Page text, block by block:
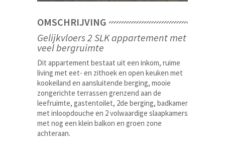
OMSCHRIJVING
Gelijkvloers 2 SLK appartement met
veel bergruimte
Dit appartement bestaat uit een inkom, ruime
living met eet- en zithoek en open keuken met
kookeiland en aansluitende berging, mooie
zongerichte terrassen grenzend aan de
leefruimte, gastentoilet, 2de berging, badkamer
met inloopdouche en 2 volwaardige slaapkamers
met nog een klein balkon en groen zone
achteraan.